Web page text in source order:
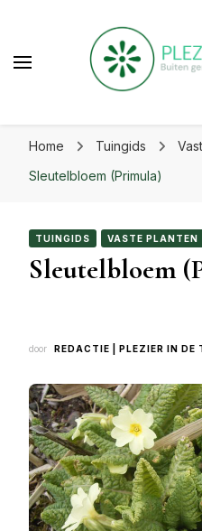
beste
Home Tuingids
Sleutelbloem (Primula)
TUINGIDS VASTE PLANTEN
Sleutelbloem
door REDACTIE | PLEZIER IN DE